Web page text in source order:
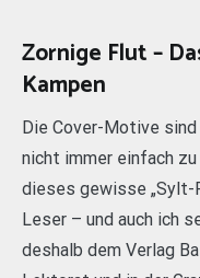
Zornige Flut –
Kampen
Die Cover-Motive
nicht immer einfach
dieses gewisse „Sylt-
Leser – und auch ich
deshalb dem Verlag